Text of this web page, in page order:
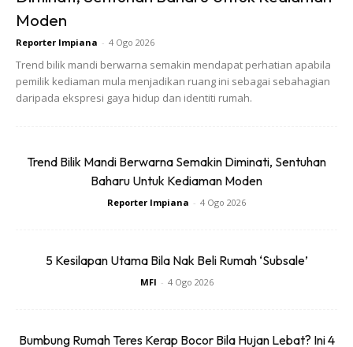
Lighting Main Peranan Besar
Moden
Reporter Impiana - 4 Ogo 2026
Trend bilik mandi berwarna semakin mendapat perhatian apabila
pemilik kediaman mula menjadikan ruang ini sebagai sebahagian
daripada ekspresi gaya hidup dan identiti rumah.
Trend Bilik Mandi Berwarna Semakin Diminati, Sentuhan
Baharu Untuk Kediaman Moden
Reporter Impiana - 4 Ogo 2026
5 Kesilapan Utama Bila Nak Beli Rumah ‘Subsale’
MFI - 4 Ogo 2026
Bumbung Rumah Teres Kerap Bocor Bila Hujan Lebat? Ini 4